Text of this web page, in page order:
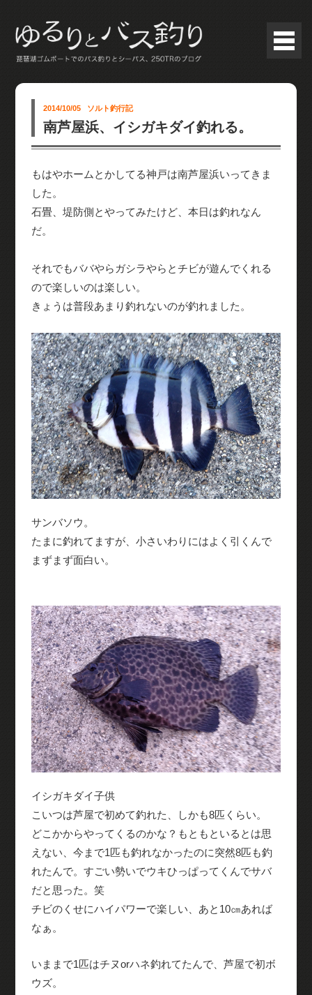
2014/10/05 ソルト釣行記
南芦屋浜、イシガキダイ釣れる。
もはやホームとかしてる神戸は南芦屋浜いってきま
した。
石畳、堤防側とやってみたけど、本日は釣れなん
だ。
それでもババやらガシラやらとチビが遊んでくれる
ので楽しいのは楽しい。
きょうは普段あまり釣れないのが釣れました。
サンバソウ。
たまに釣れてますが、小さいわりにはよく引くんで
まずまず面白い。
イシガキダイ子供
こいつは芦屋で初めて釣れた、しかも8匹くらい。
どこかからやってくるのかな？もともといるとは思
えない、今まで1匹も釣れなかったのに突然8匹も釣
れたんで。すごい勢いでウキひっぱってくんでサバ
だと思った。笑
チビのくせにハイパワーで楽しい、あと10㎝あれば
なぁ。
いままで1匹はチヌorハネ釣れてたんで、芦屋で初ボ
ウズ。